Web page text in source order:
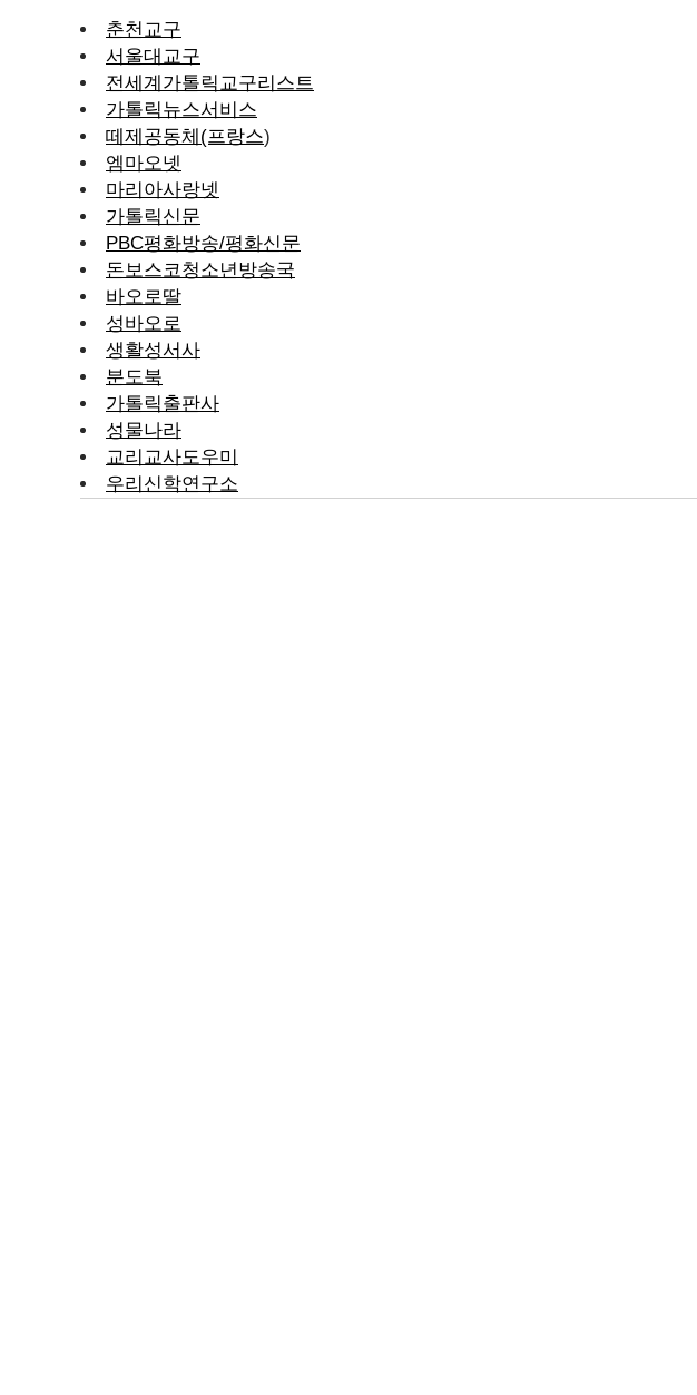
춘천교구
서울대교구
전세계가톨릭교구리스트
가톨릭뉴스서비스
떼제공동체(프랑스)
엠마오넷
마리아사랑넷
가톨릭신문
PBC평화방송/평화신문
돈보스코청소년방송국
바오로딸
성바오로
생활성서사
분도북
가톨릭출판사
성물나라
교리교사도우미
우리신학연구소